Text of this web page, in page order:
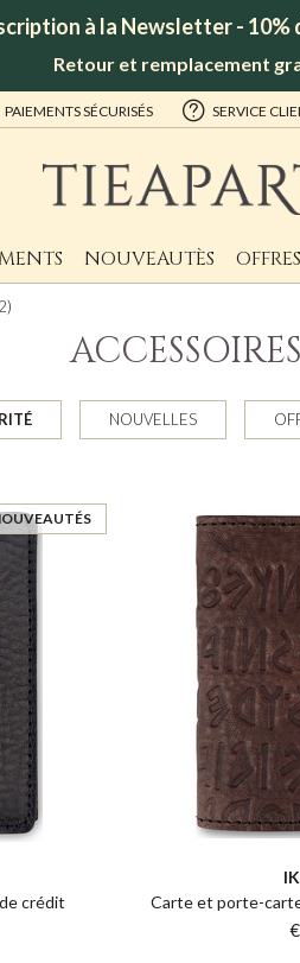
à la Newsletter - 10%
Retour et remplacement
PAIEMENTS SÉCURISÉS SERVICE
NOUVEAUTÈS OFFRES
NOUVELLES
crédit
Carte et porte-